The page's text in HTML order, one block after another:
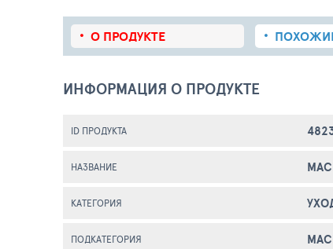
О ПРОДУКТЕ
ИНФОРМАЦИЯ О ПРОДУКТЕ
ID ПРОДУКТА
НАЗВАНИЕ
КАТЕГОРИЯ
ПОДКАТЕГОРИЯ